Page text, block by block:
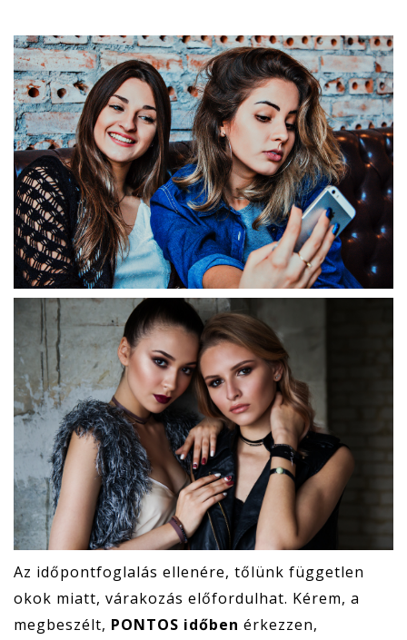
Az időpontfoglalás ellenére, tőlünk független
okok miatt, várakozás előfordulhat. Kérem, a
megbeszélt, PONTOS időben érkezzen,